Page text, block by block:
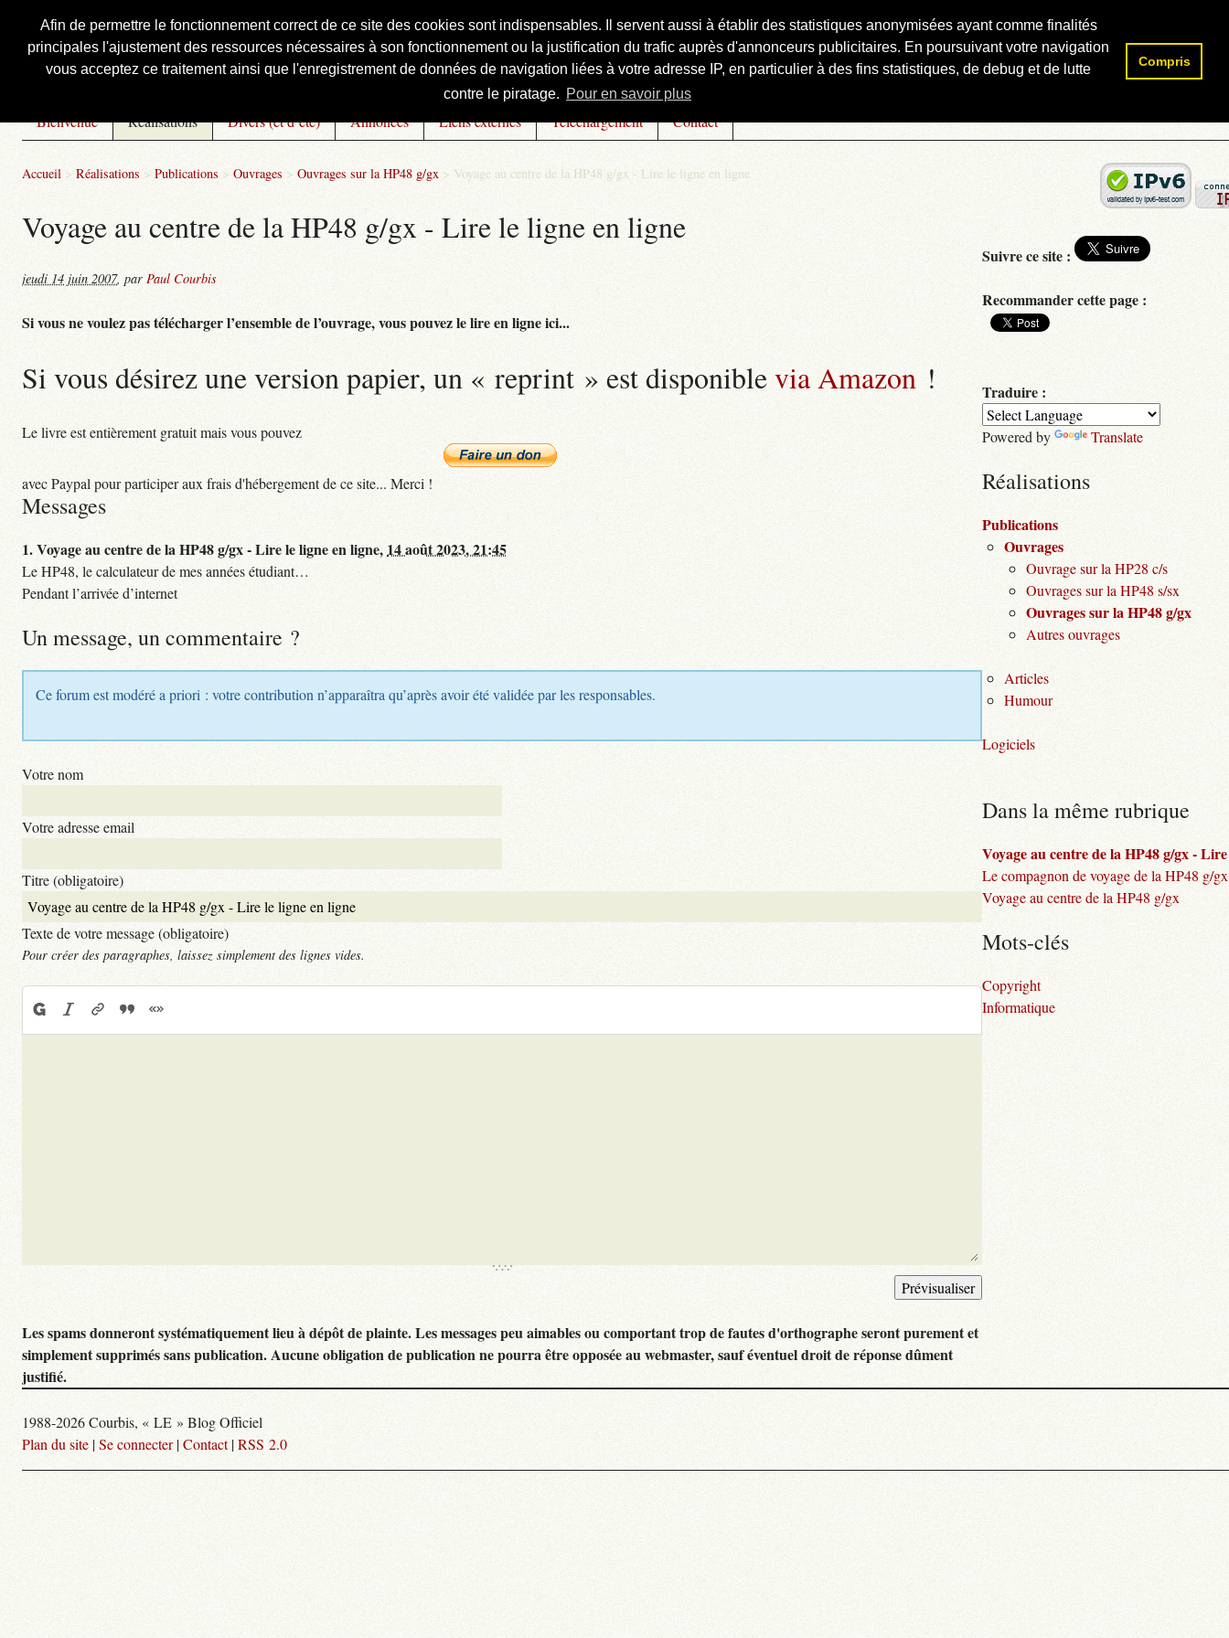
Afin de permettre le fonctionnement correct de ce site des cookies sont indispensables. Il servent aussi à établir des statistiques anonymisées ayant comme finalités
principales l'ajustement des ressources nécessaires à son fonctionnement ou la justification du trafic auprès d'annonceurs publicitaires. En poursuivant votre navigation
vous acceptez ce traitement ainsi que l'enregistrement de données de navigation liées à votre adresse IP, en particulier à des fins statistiques, de debug et de lutte
contre le piratage. Pour en savoir plus
Compris
Courbis, « LE » Blog Officiel
Bienvenue Réalisations Divers (et d’été) Annonces Liens externes Téléchargement Contact
Accueil > Réalisations > Publications > Ouvrages > Ouvrages sur la HP48 g/gx > Voyage au centre de la HP48 g/gx - Lire le ligne en ligne
Voyage au centre de la HP48 g/gx - Lire le ligne en ligne
jeudi 14 juin 2007, par Paul Courbis
Si vous ne voulez pas télécharger l’ensemble de l’ouvrage, vous pouvez le lire en ligne ici...
Si vous désirez une version papier, un « reprint » est disponiblevia Amazon !
Le livre est entièrement gratuit mais vous pouvez
avec Paypal pour participer aux frais d'hébergement de ce site... Merci !
Messages
1.Voyage au centre de la HP48 g/gx - Lire le ligne en ligne, 14 août 2023, 21:45
Le HP48, le calculateur de mes années étudiant…
Pendant l’arrivée d’internet
Un message, un commentaire ?
Ce forum est modéré a priori : votre contribution n’apparaîtra qu’après avoir été validée par les responsables.
Votre nom
Votre adresse email
Titre (obligatoire)
Texte de votre message (obligatoire)
Pour créer des paragraphes, laissez simplement des lignes vides.
Les spams donneront systématiquement lieu à dépôt de plainte. Les messages peu aimables ou comportant trop de fautes d'orthographe seront purement et
simplement supprimés sans publication. Aucune obligation de publication ne pourra être opposée au webmaster, sauf éventuel droit de réponse dûment
justifié.
Rechercher :
Suivre ce site :
Recommander cette page :
Traduire :
Powered by Translate
Réalisations
Publications
Ouvrages
Ouvrage sur la HP28 c/s
Ouvrages sur la HP48 s/sx
Ouvrages sur la HP48 g/gx
Autres ouvrages
Articles
Humour
Logiciels
Dans la même rubrique
Voyage au centre de la HP48 g/gx -
Le compagnon de voyage de la HP48 g/gx
Voyage au centre de la HP48 g/gx
Mots-clés
Copyright
Informatique
1988-2026 Courbis, « LE » Blog Officiel
Plan du site |Se connecter|Contact|RSS 2.0